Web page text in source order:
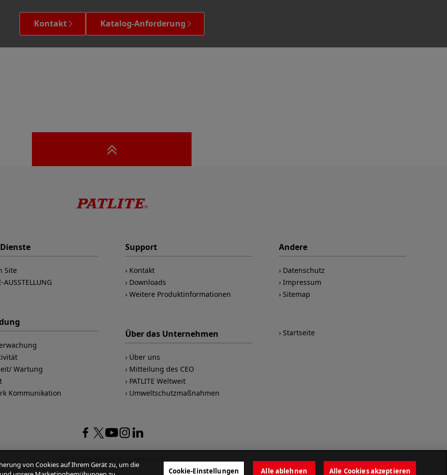
Kontakt Katalog-Anforderung
Site
AUSSTELLUNG
Wartung
Kommunikation
Support
Kontakt
Downloads
Weitere Produktinformationen
Über das Unternehmen
Über uns
Mitteilung des CEO
PATLITE Weltweit
Umweltschutzmaßnahmen
Andere
Datenschutz
Impressum
Sitemap
Startseite
von Cookies auf Ihrem Gerät zu, um die
Cookie-Einstellungen Alle ablehnen Alle Cookies akzeptieren